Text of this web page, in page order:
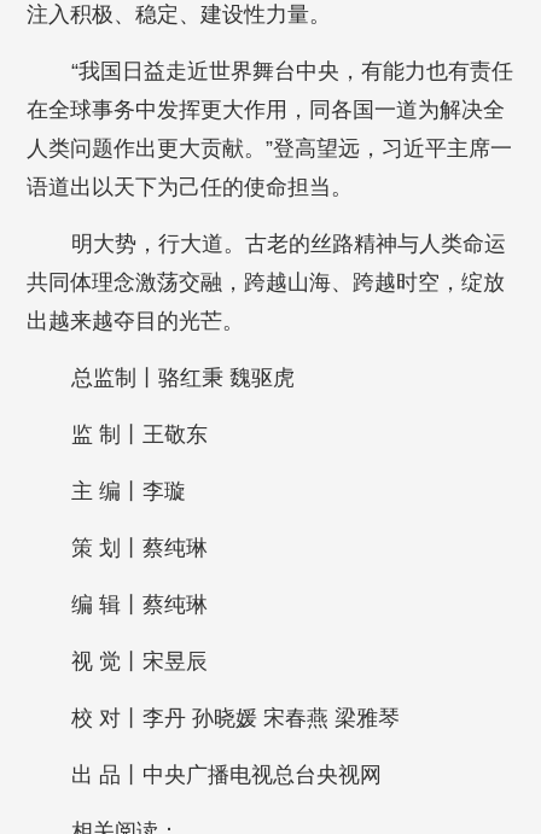
注入积极、稳定、建设性力量。
“我国日益走近世界舞台中央，有能力也有责任
在全球事务中发挥更大作用，同各国一道为解决全
人类问题作出更大贡献。”登高望远，习近平主席一
语道出以天下为己任的使命担当。
明大势，行大道。古老的丝路精神与人类命运
共同体理念激荡交融，跨越山海、跨越时空，绽放
出越来越夺目的光芒。
总监制丨骆红秉 魏驱虎
监 制丨王敬东
主 编丨李璇
策 划丨蔡纯琳
编 辑丨蔡纯琳
视 觉丨宋昱辰
校 对丨李丹 孙晓媛 宋春燕 梁雅琴
出 品丨中央广播电视总台央视网